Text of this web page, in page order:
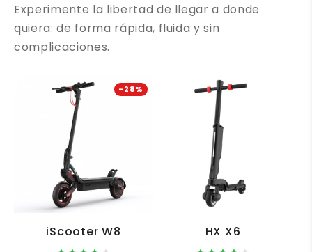
Experimente la libertad de llegar a donde
quiera: de forma rápida, fluida y sin
complicaciones.
-28%
iScooter W8 HX X6